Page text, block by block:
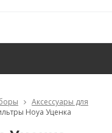
Аксессуары для
Hoya Уценка